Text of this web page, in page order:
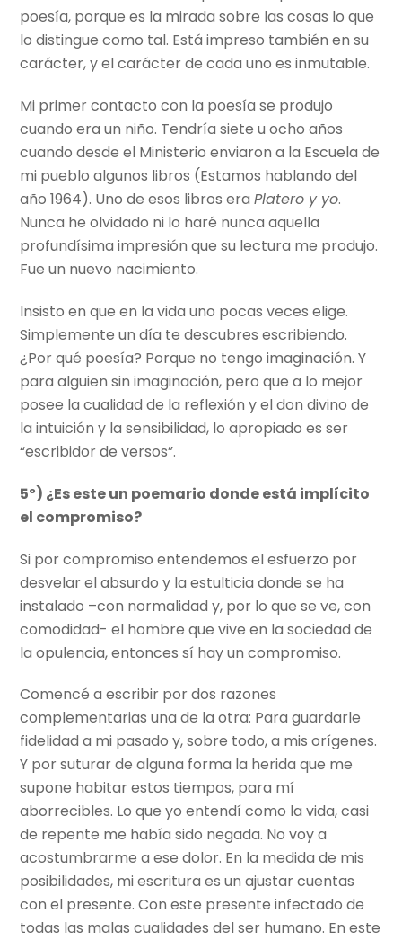
poesía, porque es la mirada sobre las cosas lo que
lo distingue como tal. Está impreso también en su
carácter, y el carácter de cada uno es inmutable.
Mi primer contacto con la poesía se produjo
cuando era un niño. Tendría siete u ocho años
cuando desde el Ministerio enviaron a la Escuela de
mi pueblo algunos libros (Estamos hablando del
año 1964). Uno de esos libros eraPlatero y yo.
Nunca he olvidado ni lo haré nunca aquella
profundísima impresión que su lectura me produjo.
Fue un nuevo nacimiento.
Insisto en que en la vida uno pocas veces elige.
Simplemente un día te descubres escribiendo.
¿Por qué poesía? Porque no tengo imaginación. Y
para alguien sin imaginación, pero que a lo mejor
posee la cualidad de la reflexión y el don divino de
la intuición y la sensibilidad, lo apropiado es ser
“escribidor de versos”.
5º) ¿Es este un poemario donde está implícito
el compromiso?
Si por compromiso entendemos el esfuerzo por
desvelar el absurdo y la estulticia donde se ha
instalado –con normalidad y, por lo que se ve, con
comodidad- el hombre que vive en la sociedad de
la opulencia, entonces sí hay un compromiso.
Comencé a escribir por dos razones
complementarias una de la otra: Para guardarle
fidelidad a mi pasado y, sobre todo, a mis orígenes.
Y por suturar de alguna forma la herida que me
supone habitar estos tiempos, para mí
aborrecibles. Lo que yo entendí como la vida, casi
de repente me había sido negada. No voy a
acostumbrarme a ese dolor. En la medida de mis
posibilidades, mi escritura es un ajustar cuentas
con el presente. Con este presente infectado de
todas las malas cualidades del ser humano. En este